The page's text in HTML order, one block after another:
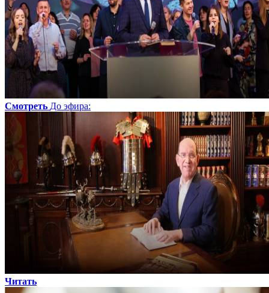
Смотреть До эфира:
Читать